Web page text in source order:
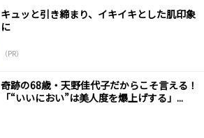
キュッと引き締まり、イキイキとした肌印象
に
（PR）
奇跡の68歳・天野佳代子だからこそ言える！
「“いいにおい”は美人度を爆上げする」...